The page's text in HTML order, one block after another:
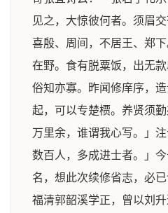
见之，大惊彼何者。须眉
喜殷、周间，不居王、郑
在野。食有脱粟饭，出无
俗知亦寡。昨闻修庠序，
起，可以专楚槚。养贤须
万里余，谁谓我心写。」
数百人，多成进士者。」
名，想此次续修省志，必
福清郭韶溪学正，曾以刘